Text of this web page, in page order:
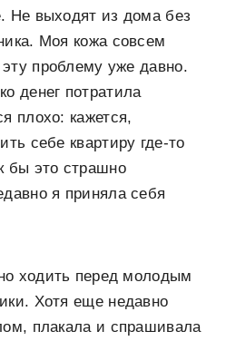
Не выходят из дома без
Моя кожа совсем
проблему уже давно.
денег потратила
плохо: кажется,
себе квартиру где-то
бы это страшно
я приняла себя
ходить перед молодым
Хотя еще недавно
плакала и спрашивала